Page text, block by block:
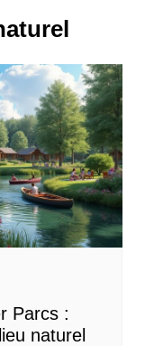
Parcs :
naturel